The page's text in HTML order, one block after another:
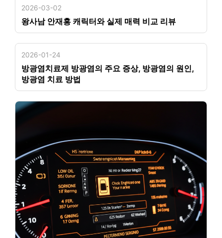
2026-03-02
왕사남 안재홍 캐릭터와 실제 매력 비교 리뷰
2026-01-24
방광염치료제 방광염의 주요 증상, 방광염의 원인,
방광염 치료 방법